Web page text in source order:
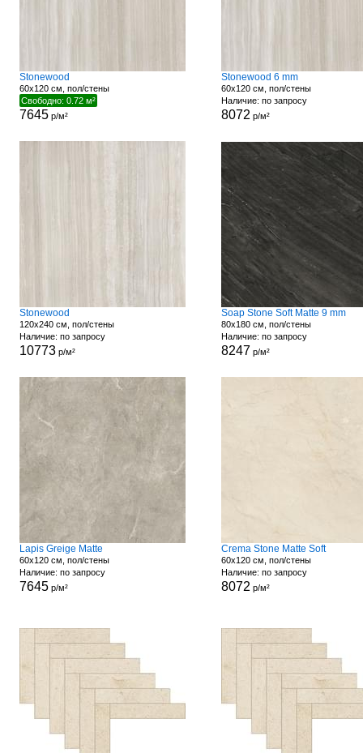
Stonewood
60x120 см, пол/стены
Свободно: 0.72 м²
7645р/м²
Stonewood 6 mm
60x120 см, пол/стены
Наличие: по запросу
8072 р/м²
Stonewood
120x240 см, пол/стены
Наличие: по запросу
10773р/м²
Soap Stone Soft Matte 9 mm
80x180 см, пол/стены
Наличие: по запросу
8247 р/м²
Lapis Greige Matte
60x120 см, пол/стены
Наличие: по запросу
7645р/м²
Crema Stone Matte Soft
60x120 см, пол/стены
Наличие: по запросу
8072 р/м²